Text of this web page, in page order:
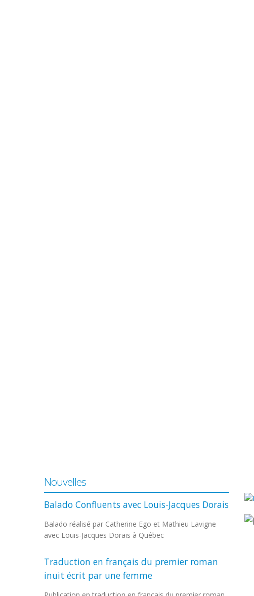
Nouvelles
Balado Confluents avec Louis-Jacques Dorais
Balado réalisé par Catherine Ego et Mathieu Lavigne
avec Louis-Jacques Dorais à Québec
Traduction en français du premier roman
inuit écrit par une femme